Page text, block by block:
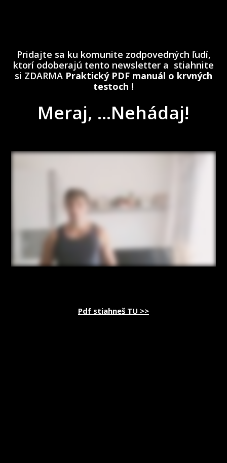
Pridajte sa ku komunite zodpovedných ľudí,
ktorí odoberajú tento newsletter a stiahnite
si ZDARMA Praktický PDF manuál o krvných
testoch !
Meraj, ...Nehádaj!
Pdf stiahneš TU >>